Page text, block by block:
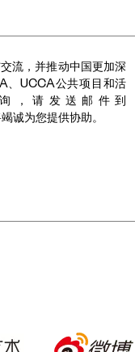
流，并推动中国更加深
、UCCA公共项目和活
，请发送邮件到
诚为您提供协助。